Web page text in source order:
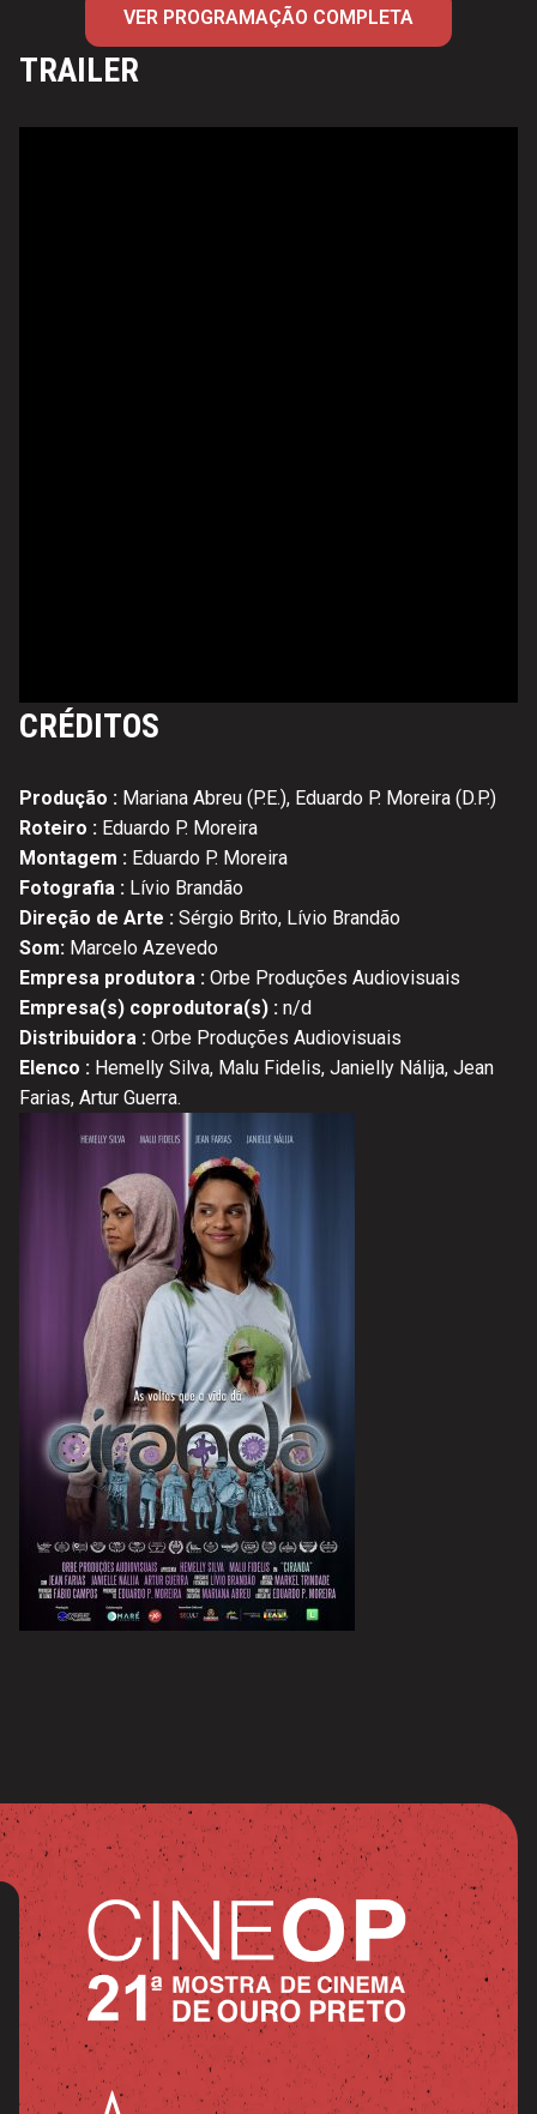
VER PROGRAMAÇÃO COMPLETA
TRAILER
CRÉDITOS
Produção : Mariana Abreu (P.E.), Eduardo P. Moreira (D.P.)
Roteiro : Eduardo P. Moreira
Montagem : Eduardo P. Moreira
Fotografia : Lívio Brandão
Direção de Arte : Sérgio Brito, Lívio Brandão
Som: Marcelo Azevedo
Empresa produtora : Orbe Produções Audiovisuais
Empresa(s) coprodutora(s) : n/d
Distribuidora : Orbe Produções Audiovisuais
Elenco : Hemelly Silva, Malu Fidelis, Janielly Nálija, Jean
Farias, Artur Guerra.